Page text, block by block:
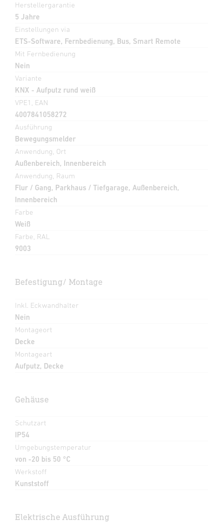
Herstellergarantie
5 Jahre
Einstellungen via
ETS-Software, Fernbedienung, Bus, Smart Remote
Mit Fernbedienung
Nein
Variante
KNX - Aufputz rund weiß
VPE1, EAN
4007841058272
Ausführung
Bewegungsmelder
Anwendung, Ort
Außenbereich, Innenbereich
Anwendung, Raum
Flur / Gang, Parkhaus / Tiefgarage, Außenbereich,
Innenbereich
Farbe
Weiß
Farbe, RAL
9003
Befestigung/ Montage
Inkl. Eckwandhalter
Nein
Montageort
Decke
Montageart
Aufputz, Decke
Gehäuse
Schutzart
IP54
Umgebungstemperatur
von -20 bis 50 °C
Werkstoff
Kunststoff
Elektrische Ausführung